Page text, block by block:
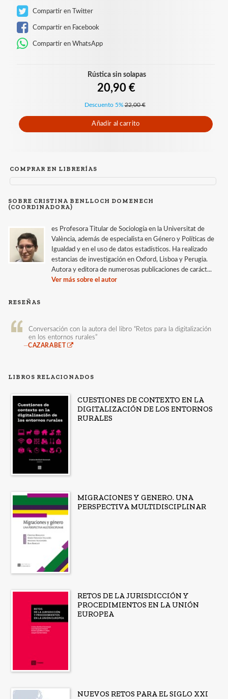
Compartir en Twitter
Compartir en Facebook
Compartir en WhatsApp
Rústica sin solapas
20,90 €
Descuento 5% 22,00 €
Añadir al carrito
COMPRAR EN LIBRERÍAS
SOBRE CRISTINA BENLLOCH DOMENECH
(COORDINADORA)
es Profesora Titular de Sociología en la Universitat de
València, además de especialista en Género y Políticas de
Igualdad y en el uso de datos estadísticos. Ha realizado
estancias de investigación en Oxford, Lisboa y Perugia.
Autora y editora de numerosas publicaciones de caráct...
Ver más sobre el autor
RESEÑAS
Conversación con la autora del libro “Retos para la digitalización
en los entornos rurales”
—CAZARABET
LIBROS RELACIONADOS
CUESTIONES DE CONTEXTO EN LA
DIGITALIZACIÓN DE LOS ENTORNOS
RURALES
MIGRACIONES Y GENERO. UNA
PERSPECTIVA MULTIDISCIPLINAR
RETOS DE LA JURISDICCIÓN Y
PROCEDIMIENTOS EN LA UNIÓN
EUROPEA
NUEVOS RETOS PARA EL SIGLO XXI